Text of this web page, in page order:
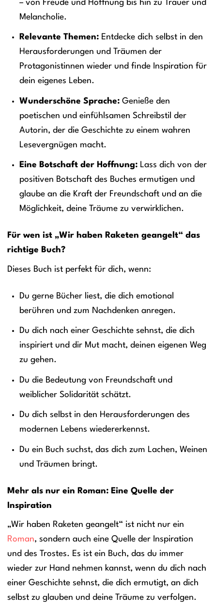
– von Freude und Hoffnung bis hin zu Trauer und
Melancholie.
Relevante Themen:Entdecke dich selbst in den
Herausforderungen und Träumen der
Protagonistinnen wieder und finde Inspiration für
dein eigenes Leben.
Wunderschöne Sprache:Genieße den
poetischen und einfühlsamen Schreibstil der
Autorin, der die Geschichte zu einem wahren
Lesevergnügen macht.
Eine Botschaft der Hoffnung:Lass dich von der
positiven Botschaft des Buches ermutigen und
glaube an die Kraft der Freundschaft und an die
Möglichkeit, deine Träume zu verwirklichen.
Für wen ist „Wir haben Raketen geangelt“ das
richtige Buch?
Dieses Buch ist perfekt für dich, wenn:
Du gerne Bücher liest, die dich emotional
berühren und zum Nachdenken anregen.
Du dich nach einer Geschichte sehnst, die dich
inspiriert und dir Mut macht, deinen eigenen Weg
zu gehen.
Du die Bedeutung von Freundschaft und
weiblicher Solidarität schätzt.
Du dich selbst in den Herausforderungen des
modernen Lebens wiedererkennst.
Du ein Buch suchst, das dich zum Lachen, Weinen
und Träumen bringt.
Mehr als nur ein Roman: Eine Quelle der
Inspiration
„Wir haben Raketen geangelt“ ist nicht nur ein
Roman, sondern auch eine Quelle der Inspiration
und des Trostes. Es ist ein Buch, das du immer
wieder zur Hand nehmen kannst, wenn du dich nach
einer Geschichte sehnst, die dich ermutigt, an dich
selbst zu glauben und deine Träume zu verfolgen.